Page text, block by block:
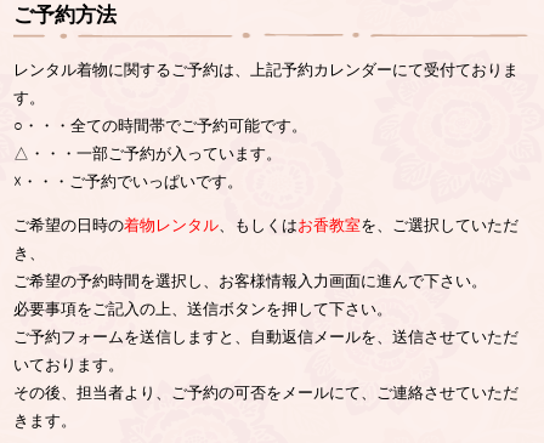
ご予約方法
レンタル着物に関するご予約は、上記予約カレンダーにて受付ておりま
す。
○・・・全ての時間帯でご予約可能です。
△・・・一部ご予約が入っています。
☓・・・ご予約でいっぱいです。
ご希望の日時の着物レンタル、もしくはお香教室を、ご選択していただ
き、
ご希望の予約時間を選択し、お客様情報入力画面に進んで下さい。
必要事項をご記入の上、送信ボタンを押して下さい。
ご予約フォームを送信しますと、自動返信メールを、送信させていただ
いております。
その後、担当者より、ご予約の可否をメールにて、ご連絡させていただ
きます。